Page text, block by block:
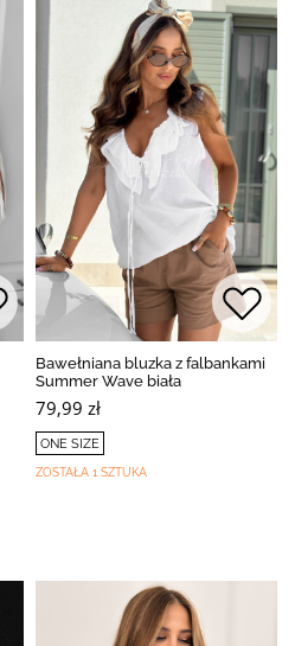
Bawełniana bluzka z falbankami
Summer Wave biała
79,99 zł
ONE SIZE
ZOSTAŁA 1 SZTUKA